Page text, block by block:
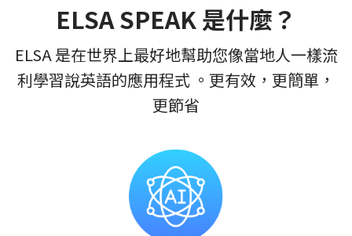
ELSA SPEAK 是什麼？
ELSA 是在世界上最好地幫助您像當地人一樣流
利學習說英語的應用程式 。更有效，更簡單，
更節省